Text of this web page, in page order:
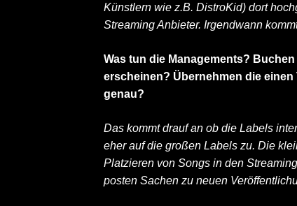
Künstlern wie z.B. DistroKid) dort
Streaming Anbieter. Irgendwann
Was tun die Managements?
erscheinen? Übernehmen die
genau?
Das kommt drauf an ob die Labels
eher auf die großen Labels zu. Die
Platzieren von Songs in den
posten Sachen zu neuen